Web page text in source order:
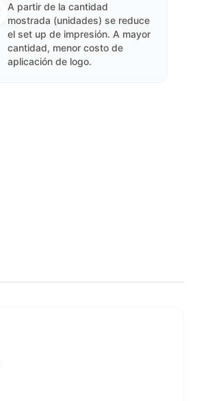
A partir de la cantidad
mostrada (unidades) se reduce
el set up de impresión. A mayor
cantidad, menor costo de
aplicación de logo.